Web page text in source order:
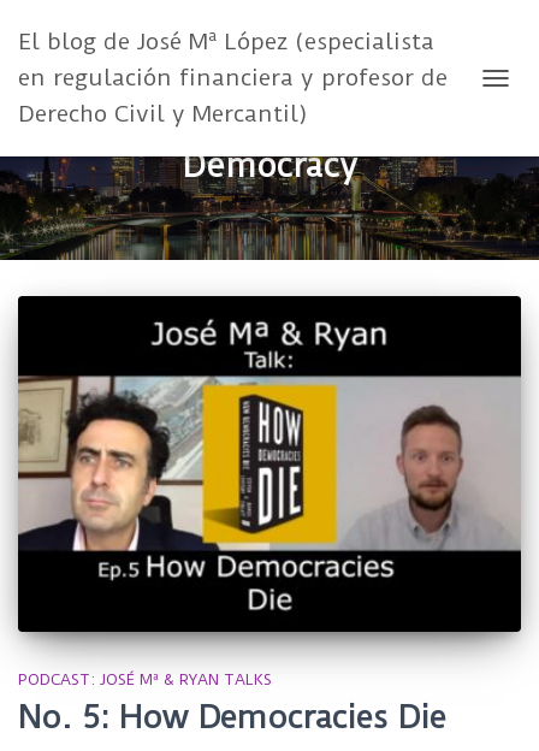
El blog de José Mª López (especialista
en regulación financiera y profesor de
Derecho Civil y Mercantil)
Democracy
PODCAST: JOSÉ Mª & RYAN TALKS
No. 5: How Democracies Die